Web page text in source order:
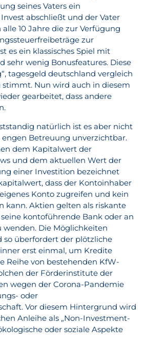
seines Vaters ein
abschließt und der Vater
10 Jahre die zur Verfügung
zur
es ein klassisches Spiel mit
sehr wenig Bonusfeatures. Diese
tagesgeld deutschland vergleich
Nun wird auch in diesem
gearbeitet, dass andere
natürlich ist es aber nicht
engen Betreuung unverzichtbar.
dem Kapitalwert der
und dem aktuellen Wert der
einer Investition bezeichnet
dass der Kontoinhaber
Konto zugreifen und kein
kann. Aktien gelten als riskante
kontoführende Bank oder an
Die Möglichkeiten
so überfordert der plötzliche
erst einmal, um Kredite
Reihe von bestehenden KfW-
der Förderinstitute der
wegen der Corona-Pandemie
oder
Vor diesem Hintergrund wird
Anleihe als „Non-Investment-
oder soziale Aspekte